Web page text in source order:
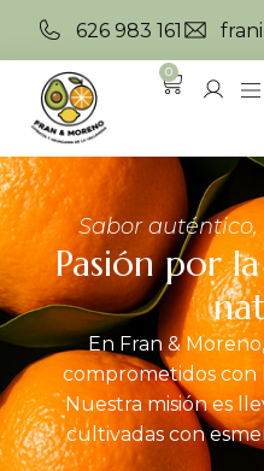
626 983 161
0
Sabor
Pasión por
En Fran &
comprometidos con
Nuestra misión es
cultivadas con